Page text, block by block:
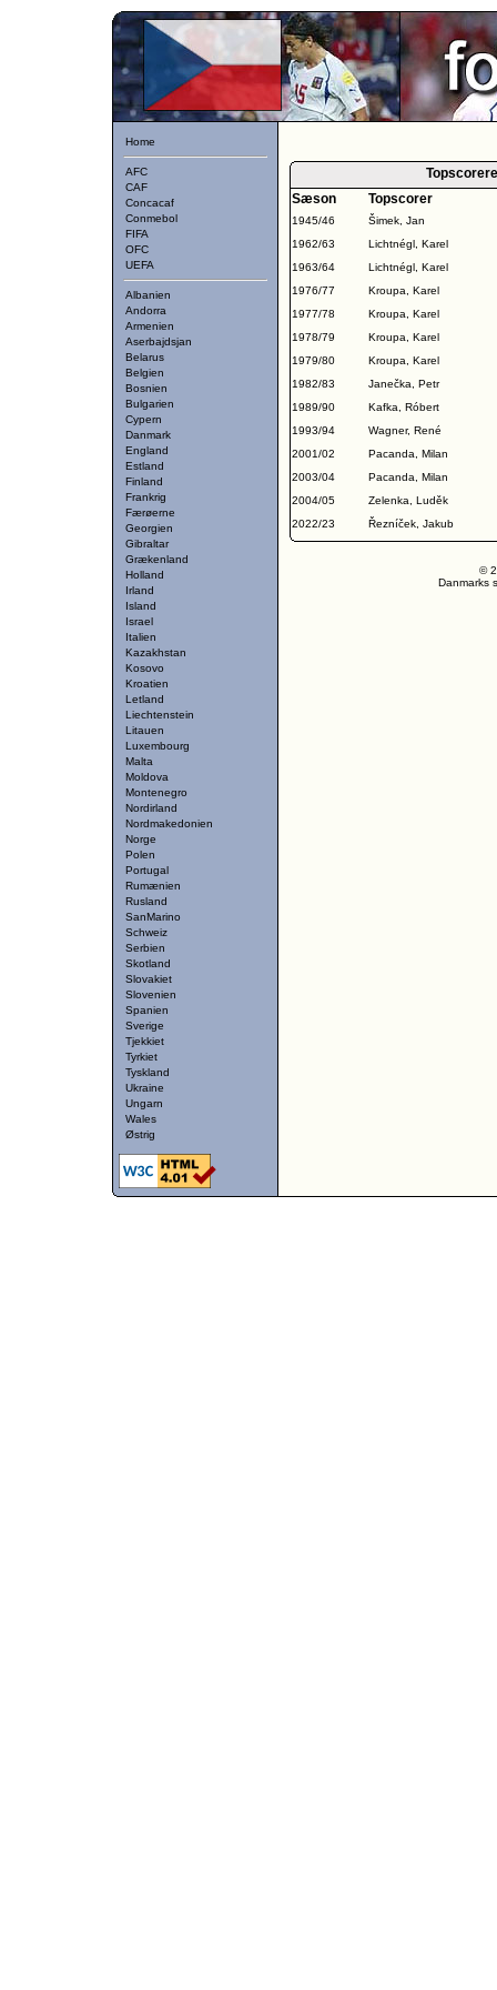
Home
AFC
CAF
Concacaf
Conmebol
FIFA
OFC
UEFA
Albanien
Andorra
Armenien
Aserbajdsjan
Belarus
Belgien
Bosnien
Bulgarien
Cypern
Danmark
England
Estland
Finland
Frankrig
Færøerne
Georgien
Gibraltar
Grækenland
Holland
Irland
Island
Israel
Italien
Kazakhstan
Kosovo
Kroatien
Letland
Liechtenstein
Litauen
Luxembourg
Malta
Moldova
Montenegro
Nordirland
Nordmakedonien
Norge
Polen
Portugal
Rumænien
Rusland
SanMarino
Schweiz
Serbien
Skotland
Slovakiet
Slovenien
Spanien
Sverige
Tjekkiet
Tyrkiet
Tyskland
Ukraine
Ungarn
Wales
Østrig
Sæson
Topscorer
1945/46
Šimek, Jan
1962/63
Lichtnégl, Karel
1963/64
Lichtnégl, Karel
1976/77
Kroupa, Karel
1977/78
Kroupa, Karel
1978/79
Kroupa, Karel
1979/80
Kroupa, Karel
1982/83
Janečka, Petr
1989/90
Kafka, Róbert
1993/94
Wagner, René
2001/02
Pacanda, Milan
2003/04
Pacanda, Milan
2004/05
Zelenka, Luděk
2022/23
Řezníček, Jakub
©
Danmarks